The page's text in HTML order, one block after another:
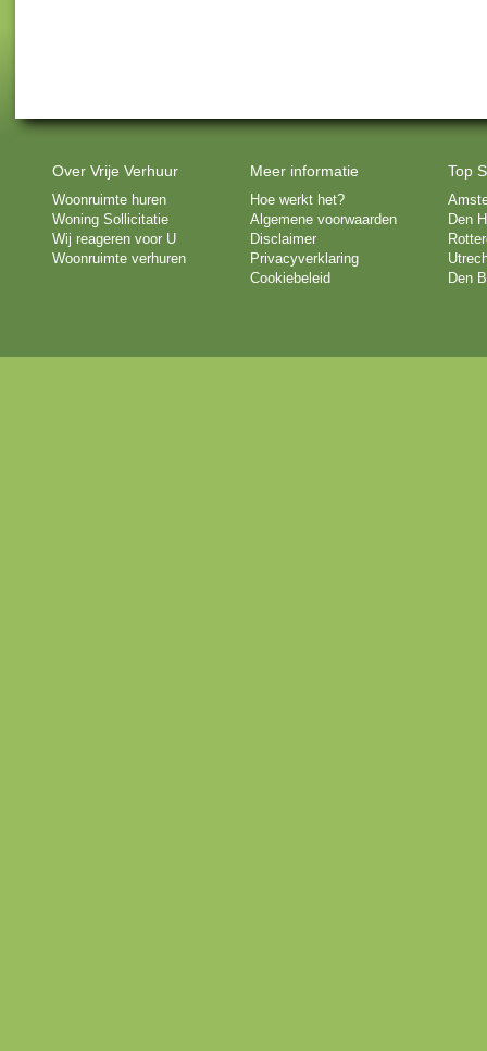
Over Vrije Verhuur
Woonruimte huren
Woning Sollicitatie
Wij reageren voor U
Woonruimte verhuren
Meer informatie
Hoe werkt het?
Algemene voorwaarden
Disclaimer
Privacyverklaring
Cookiebeleid
Top
Den
Den